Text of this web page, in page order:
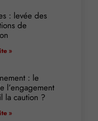
: levée des
de
»
: le
l’engagement
la caution ?
»